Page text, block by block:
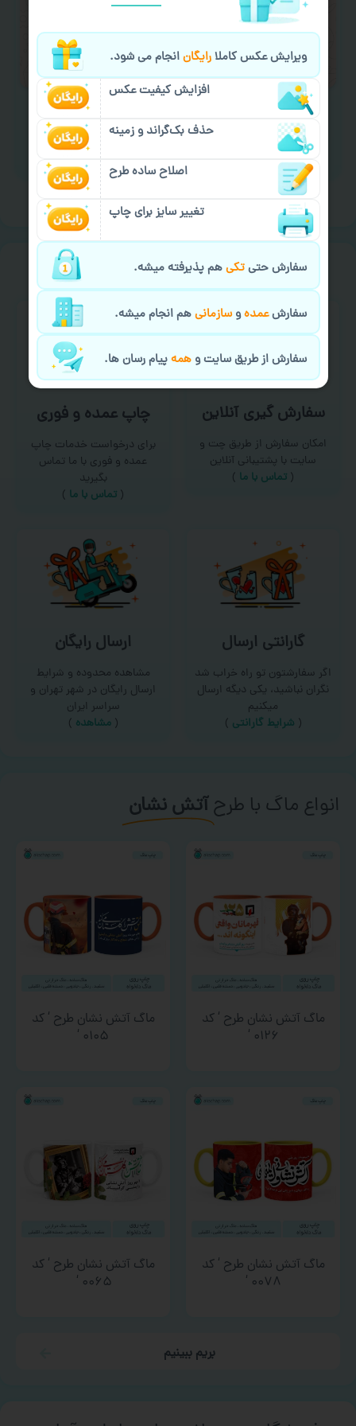
لازم را انجام دهید.
ایمیل جهت ثبت یا پیگیری سفارش:
aks4chap.com@gmail.com
خیالت راحت ازسفارش گیری
سفارش گیری آنلاین
امکان سفارش از طریق چت و
سایت با پشتیبانی آنلاین
( تماس با ما‌ )
چاپ عمده و فوری
برای درخواست خدمات چاپ
عمده و فوری با ما تماس
بگیرید
( تماس با ما )
گارانتی ارسال
اگر سفارشتون تو راه خراب شد
نگران نباشید، یکی دیگه ارسال
میکنیم
( شرایط گارانتی )
ارسال رایگان
مشاهده محدوده و شرایط
ارسال رایگان در شهر تهران و
سراسر ایران
(مشاهده )
انواع ماگ با طرحآتش نشان
ماگ آتش نشان طرح ‘ کد
۰۱۲۶ ‘
ماگ آتش نشان طرح ‘ کد
۰۱۰۵ ‘
ماگ آتش نشان طرح ‘ کد
۰۰۷۸ ‘
ماگ آتش نشان طرح ‘ کد
۰۰۶۵ ‘
بریم ببینیم
ویرایش عکس کاملارایگانانجام می شود.
افزایش کیفیت عکس
حذف بک‌گراند و زمینه
اصلاح ساده طرح
تغییر سایز برای چاپ
سفارش حتیتکیهم پذیرفته میشه.
سفارشعمدهوسازمانیهم انجام میشه.
سفارش از طریق سایت وهمهپیام رسان ها.